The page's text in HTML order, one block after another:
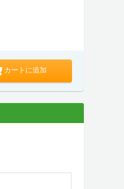
カートに追加